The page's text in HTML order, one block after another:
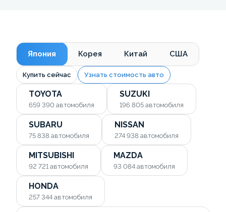
Япония Корея Китай США
Купить сейчас Узнать стоимость авто
TOYOTA
659 390 автомобиля
SUZUKI
196 805 автомобиля
SUBARU
75 838 автомобиля
NISSAN
274 938 автомобиля
MITSUBISHI
92 721 автомобиля
MAZDA
93 084 автомобиля
HONDA
257 344 автомобиля